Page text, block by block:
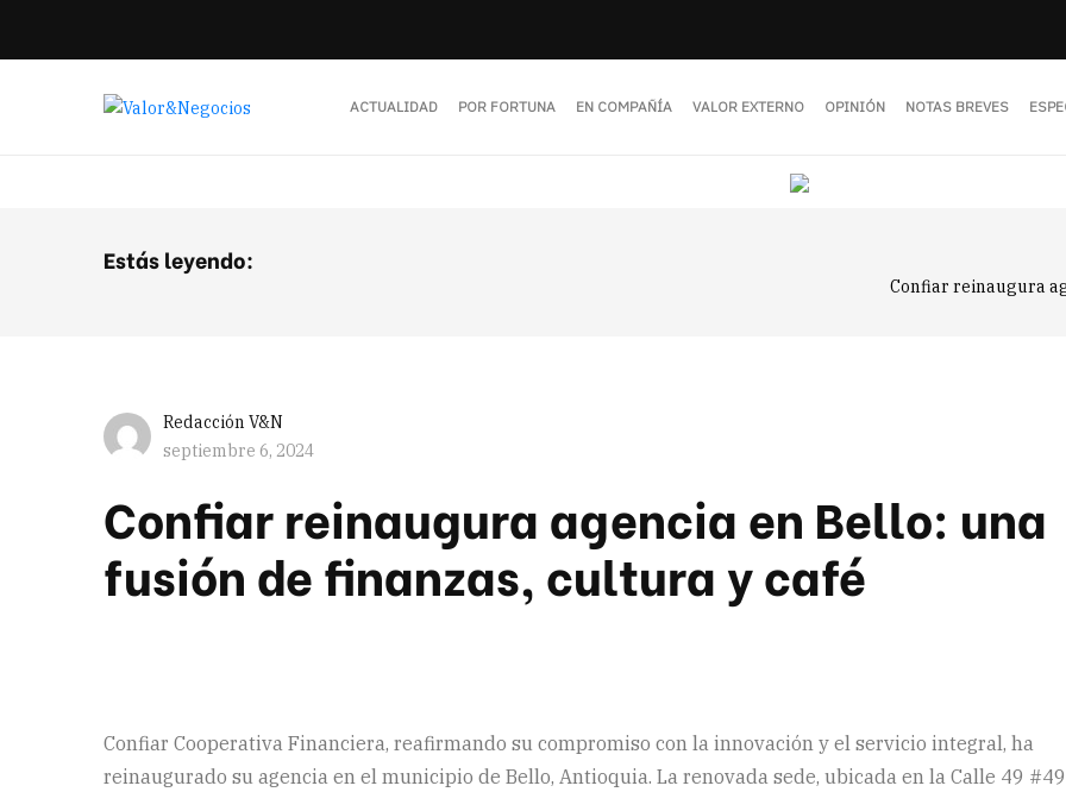
ACTUALIDAD POR FORTUNA EN COMPAÑÍA VALOR EXTERNO OPINIÓN NOTAS BREVES
Estás leyendo:
Confiar reinaugura
Redacción V&N
septiembre 6, 2024
Confiar reinaugura agencia en Bello: una
fusión de finanzas, cultura y café
Confiar Cooperativa Financiera, reafirmando su compromiso con la innovación y el servicio integral, ha
reinaugurado su agencia en el municipio de Bello, Antioquia. La renovada sede, ubicada en la Calle 49